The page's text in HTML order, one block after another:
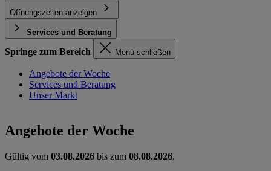
Öffnungszeiten anzeigen
Services und Beratung
Springe zum Bereich Menü schließen
Angebote der Woche
Services und Beratung
Unser Markt
Angebote der Woche
Gültig vom 03.08.2026 bis zum 08.08.2026.